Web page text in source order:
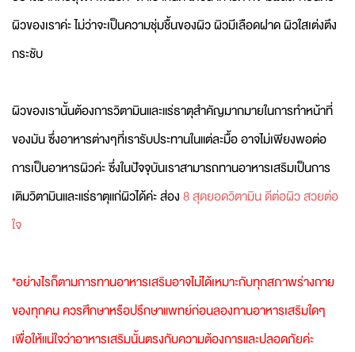
ผิวของเราค่ะ ไม่ว่าจะเป็นความชุ่มชื้นของผิว ผิวมีเลือดฝาด ผิวใสเต่งตึง
กระชับ
ผิวของเรานั้นต้องการวิตามินและแร่ธาตุสำคัญมากมายในการทำหน้าที่
ของมัน ซึ่งอาหารต่างๆที่เรารับประทานในแต่ละมื้อ อาจไม่เพียงพอต่อ
การเป็นอาหารผิวค่ะ ซึ่งในปัจจุบันเราสามารถทานอาหารเสริมเป็นการ
เติมวิตามินและแร่ธาตุแก่ผิวได้ค่ะ ส่อง8 สุดยอดวิตามิน ดีต่อผิว สวยต่อ
ใจ
*อย่างไรก็ตามการทานอาหารเสริมอาจไม่ได้เหมาะกับทุกสภาพร่างกาย
ของทุกคน ควรศึกษาหรือปรึกษาแพทย์ก่อนลองทานอาหารเสริมใดๆ
เพื่อให้แน่ใจว่าอาหารเสริมนั้นตรงกับความต้องการและปลอดภัยค่ะ